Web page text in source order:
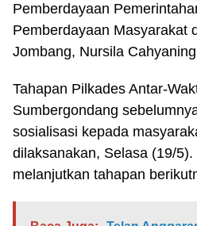
Pemberdayaan
Pemberdayaan Masyarakat
Jombang, Nursila
Tahapan Pilkades Antar-
Sumbergondang
sosialisasi kepada
dilaksanakan, Selasa (19/5).
melanjutkan tahapan